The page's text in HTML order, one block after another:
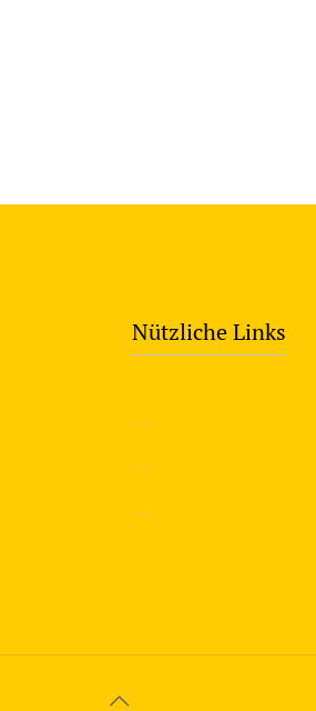
Nützliche Links
—
—
—